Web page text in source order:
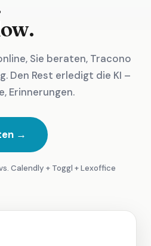
Sie beraten, Tracono
Den Rest erledigt die KI –
Erinnerungen.
→
Calendly + Toggl + Lexoffice